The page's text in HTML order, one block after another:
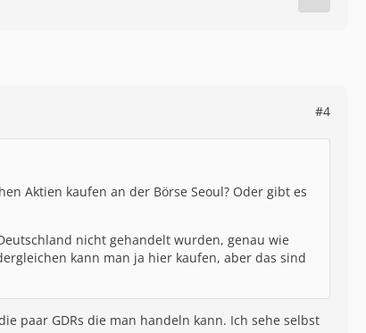
#4
Aktien kaufen an der Börse Seoul? Oder gibt es
nicht gehandelt wurden, genau wie
kann man ja hier kaufen, aber das sind
paar GDRs die man handeln kann. Ich sehe selbst